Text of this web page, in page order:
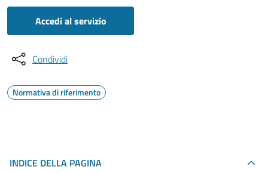
Accedi al servizio
Condividi
Normativa di riferimento
INDICE DELLA PAGINA